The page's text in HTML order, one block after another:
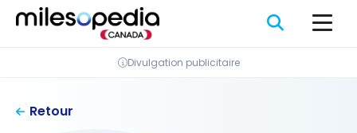
Panneau de gestion des cookies
Passer
Divulgation publicitaire
Retour